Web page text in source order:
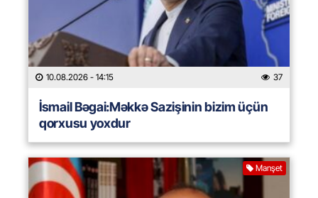
10.08.2026 - 14:15 37
İsmail Bəgai:Məkkə Sazişinin bizim üçün
qorxusu yoxdur
Manşet